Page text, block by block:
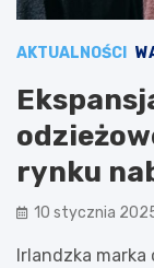
AKTUALNOŚCI
rynku
10 stycznia
Irlandzka marka